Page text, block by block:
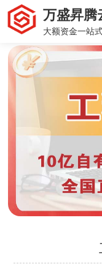
万盛昇腾
大额资金一站